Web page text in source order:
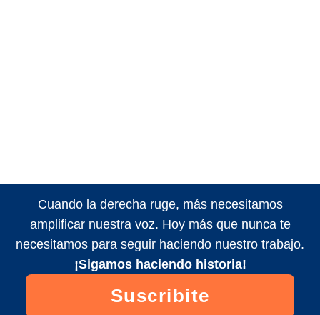
Cuando la derecha ruge, más necesitamos
amplificar nuestra voz. Hoy más que nunca te
necesitamos para seguir haciendo nuestro trabajo.
¡Sigamos haciendo historia!
Suscribite